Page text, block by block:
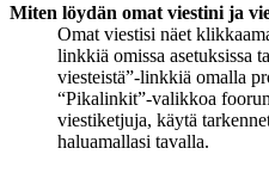
Miten löydän omat viestini ja
Omat viestisi näet
linkkiä omissa asetuksissa
viesteistä”-linkkiä omalla
“Pikalinkit”-valikkoa
viestiketjuja, käytä
haluamallasi tavalla.